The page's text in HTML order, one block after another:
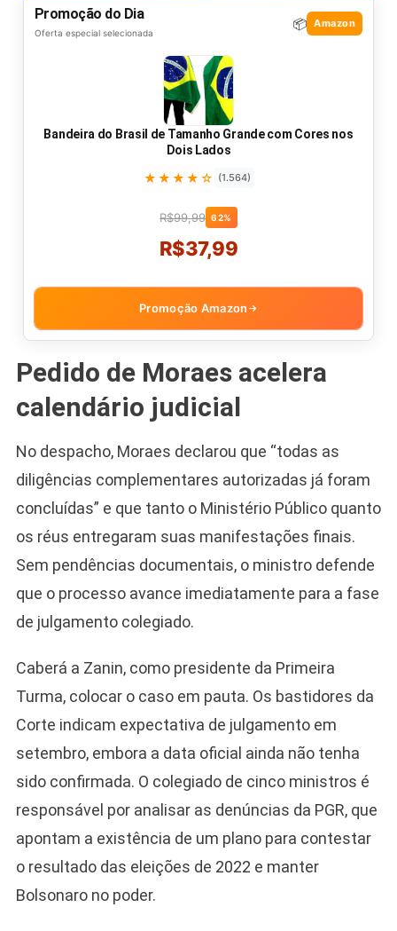
Promoção do Dia
Oferta especial selecionada
📦 Amazon
Bandeira do Brasil de Tamanho Grande com Cores nos
Dois Lados
★★★★☆ (1.564)
R$99,99 62%
R$37,99
Promoção Amazon →
Pedido de Moraes acelera
calendário judicial
No despacho, Moraes declarou que “todas as
diligências complementares autorizadas já foram
concluídas” e que tanto o Ministério Público quanto
os réus entregaram suas manifestações finais.
Sem pendências documentais, o ministro defende
que o processo avance imediatamente para a fase
de julgamento colegiado.
Caberá a Zanin, como presidente da Primeira
Turma, colocar o caso em pauta. Os bastidores da
Corte indicam expectativa de julgamento em
setembro, embora a data oficial ainda não tenha
sido confirmada. O colegiado de cinco ministros é
responsável por analisar as denúncias da PGR, que
apontam a existência de um plano para contestar
o resultado das eleições de 2022 e manter
Bolsonaro no poder.